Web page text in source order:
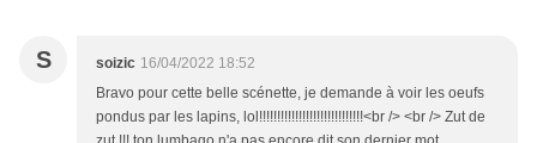
S soizic 16/04/2022 18:52
Bravo pour cette belle scénette, je demande à voir les oeufs
pondus par les lapins, lol!!!!!!!!!!!!!!!!!!!!!!!!!!!!!<br /> <br /> Zut de